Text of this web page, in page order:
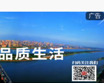
广告